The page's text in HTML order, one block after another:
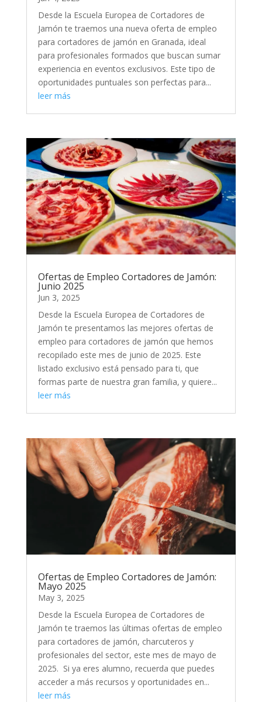
Desde la Escuela Europea de Cortadores de
Jamón te traemos una nueva oferta de empleo
para cortadores de jamón en Granada, ideal
para profesionales formados que buscan sumar
experiencia en eventos exclusivos. Este tipo de
oportunidades puntuales son perfectas para...
leer más
Ofertas de Empleo Cortadores de Jamón:
Junio 2025
Jun 3, 2025
Desde la Escuela Europea de Cortadores de
Jamón te presentamos las mejores ofertas de
empleo para cortadores de jamón que hemos
recopilado este mes de junio de 2025. Este
listado exclusivo está pensado para ti, que
formas parte de nuestra gran familia, y quiere...
leer más
Ofertas de Empleo Cortadores de Jamón:
Mayo 2025
May 3, 2025
Desde la Escuela Europea de Cortadores de
Jamón te traemos las últimas ofertas de empleo
para cortadores de jamón, charcuteros y
profesionales del sector, este mes de mayo de
2025. Si ya eres alumno, recuerda que puedes
acceder a más recursos y oportunidades en...
leer más